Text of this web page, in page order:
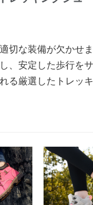
切な装備が欠かせま
安定した歩行を
厳選したトレッ